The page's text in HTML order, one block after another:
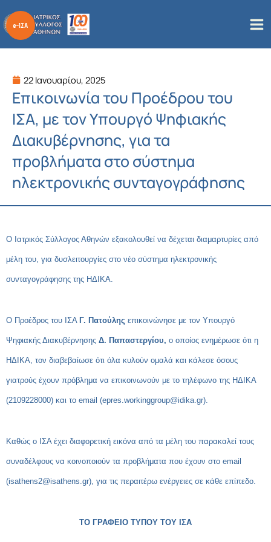
στο
περιεχόμενο
22 Ιανουαρίου, 2025
Επικοινωνία του Προέδρου του
ΙΣΑ, με τον Υπουργό Ψηφιακής
Διακυβέρνησης, για τα
προβλήματα στο σύστημα
ηλεκτρονικής συνταγογράφησης
Ο Ιατρικός Σύλλογος Αθηνών εξακολουθεί να δέχεται διαμαρτυρίες από
μέλη του, για δυσλειτουργίες στο νέο σύστημα ηλεκτρονικής
συνταγογράφησης της ΗΔΙΚΑ.
Ο Προέδρος του ΙΣΑ Γ. Πατούλης επικοινώνησε με τον Υπουργό
Ψηφιακής Διακυβέρνησης Δ. Παπαστεργίου, ο οποίος ενημέρωσε ότι η
ΗΔΙΚΑ, τον διαβεβαίωσε ότι όλα κυλούν ομαλά και κάλεσε όσους
γιατρούς έχουν πρόβλημα να επικοινωνούν με το τηλέφωνο της ΗΔΙΚΑ
(2109228000) και το email (epres.workinggroup@idika.gr).
Καθώς ο ΙΣΑ έχει διαφορετική εικόνα από τα μέλη του παρακαλεί τους
συναδέλφους να κοινοποιούν τα προβλήματα που έχουν στο email
(isathens2@isathens.gr), για τις περαιτέρω ενέργειες σε κάθε επίπεδο.
ΤΟ ΓΡΑΦΕΙΟ ΤΥΠΟΥ ΤΟΥ ΙΣΑ